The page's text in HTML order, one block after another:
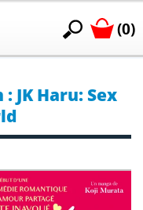
(0)
JK Haru: Sex